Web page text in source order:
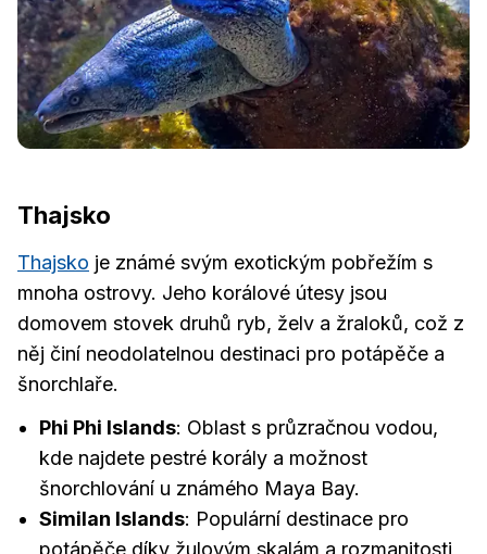
Thajsko
Thajsko je známé svým exotickým pobřežím s
mnoha ostrovy. Jeho korálové útesy jsou
domovem stovek druhů ryb, želv a žraloků, což z
něj činí neodolatelnou destinaci pro potápěče a
šnorchlaře.
Phi Phi Islands: Oblast s průzračnou vodou,
kde najdete pestré korály a možnost
šnorchlování u známého Maya Bay.
Similan Islands: Populární destinace pro
potápěče díky žulovým skalám a rozmanitosti